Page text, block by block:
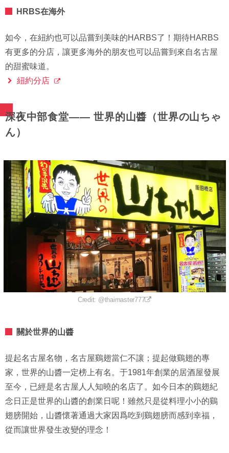
HRBS在海外
如今，在紐約也可以品嘗到美味的HARBS了！期待HARBS
有更多的分店，讓更多海外的朋友也可以品嘗到來自名古屋
的甜蜜味道。
紐約分店
深夜中部食堂—— 世界的山醬（世界の山ちゃ
ん）
Credit: @thaimaster777
關於世界的山醬
提起名古屋名物，名古屋鷄翅當仁不讓；提起做鷄翅的專
家，世界的山醬一定榜上有名。于1981年創業的居酒屋發展
至今，已經是名古屋人人知曉的名店了。如今日本的鷄翅紀
念日正是世界的山醬的創業日呢！雖然只是從料理小小的鷄
翅膀開始，山醬懷著通過大家因爲吃到鷄翅膀而感到幸福，
從而讓世界發生改變的理念！